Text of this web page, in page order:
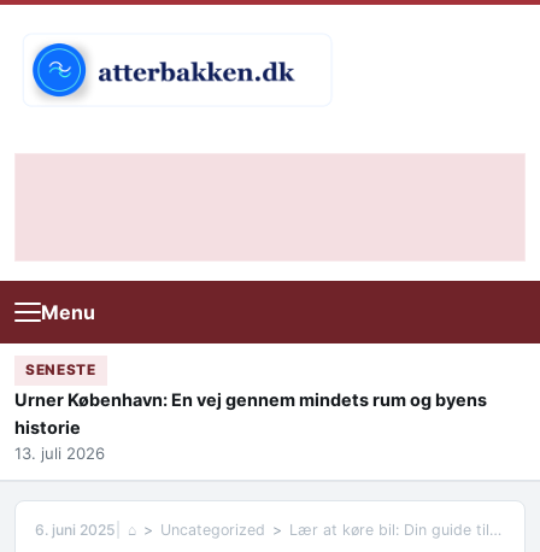
Menu
SENESTE
Urner København: En vej gennem mindets rum og byens
historie
13. juli 2026
6. juni 2025 ⌂ Uncategorized Lær at køre bil: Din guide til at blive en dygtig bilist